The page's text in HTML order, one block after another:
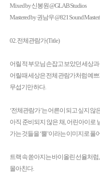
Mixed by 신봉원 @GLAB Studios
Mastered by 권남우 @821 Sound
02. 전체관람가 (Title)
어릴 적 부모님 손잡고 보았던 세상
어릴 때 세상은 전체 관람가처럼 예
무섭기만 하다.
‘전체관람가’는 어른이 되고 싶지
아직 준비되지 않은 채, 어린아이로
가는 것들을 ‘뿔’이라는 이미지로 풀
트랙 속 쏟아지는 바이올린 선율처
몰아친다.